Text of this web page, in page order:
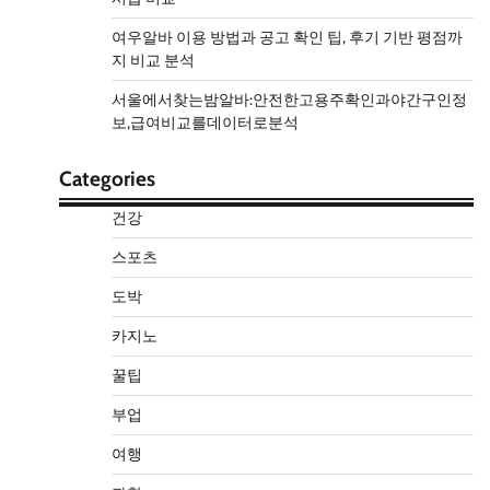
여우알바 이용 방법과 공고 확인 팁, 후기 기반 평점까
지 비교 분석
서울에서찾는밤알바:안전한고용주확인과야간구인정
보,급여비교를데이터로분석
Categories
건강
스포츠
도박
카지노
꿀팁
부업
여행